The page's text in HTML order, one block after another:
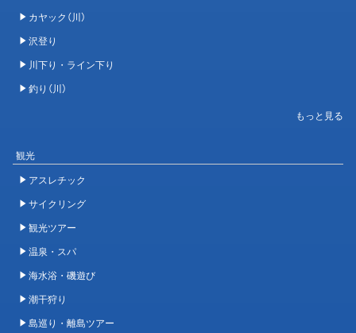
カヤック（川）
沢登り
川下り・ライン下り
釣り（川）
観光
アスレチック
サイクリング
観光ツアー
温泉・スパ
海水浴・磯遊び
潮干狩り
島巡り・離島ツアー